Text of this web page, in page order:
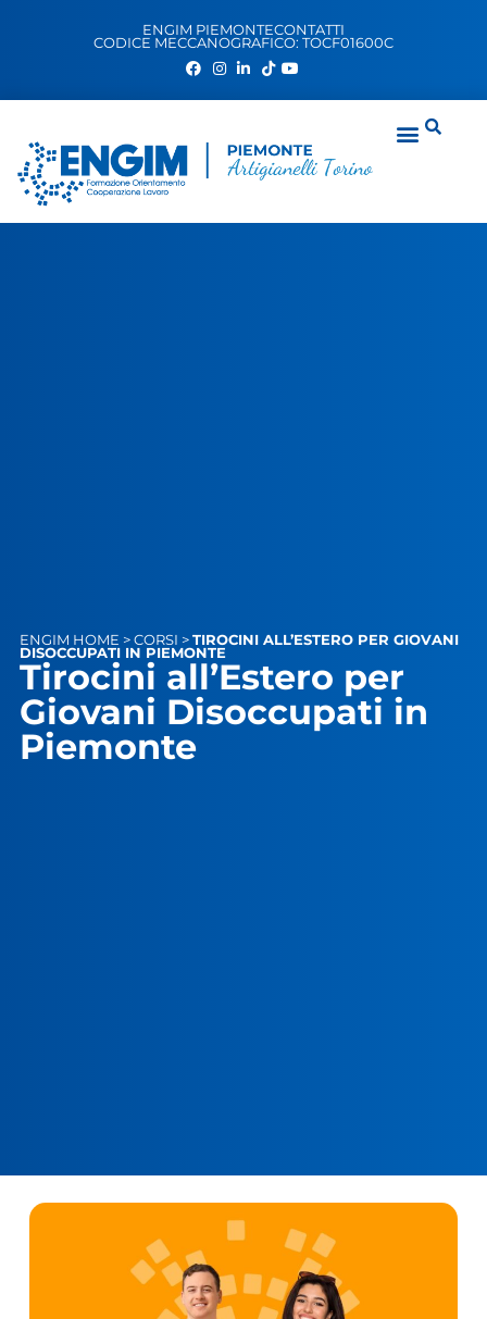
ENGIM PIEMONTECONTATTI
CODICE MECCANOGRAFICO: TOCF01600C
ENGIM HOME > CORSI > TIROCINI ALL’ESTERO PER GIOVANI
DISOCCUPATI IN PIEMONTE
Tirocini all’Estero per
Giovani Disoccupati in
Piemonte